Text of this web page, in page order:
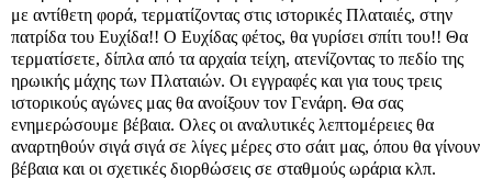
με αντίθετη φορά, τερματίζοντας στις ιστορικές Πλαταιές, στην
πατρίδα του Ευχίδα!! Ο Ευχίδας φέτος, θα γυρίσει σπίτι του!! Θα
τερματίσετε, δίπλα από τα αρχαία τείχη, ατενίζοντας το πεδίο της
ηρωικής μάχης των Πλαταιών. Οι εγγραφές και για τους τρεις
ιστορικούς αγώνες μας θα ανοίξουν τον Γενάρη. Θα σας
ενημερώσουμε βέβαια. Ολες οι αναλυτικές λεπτομέρειες θα
αναρτηθούν σιγά σιγά σε λίγες μέρες στο σάιτ μας, όπου θα γίνουν
βέβαια και οι σχετικές διορθώσεις σε σταθμούς ωράρια κλπ.